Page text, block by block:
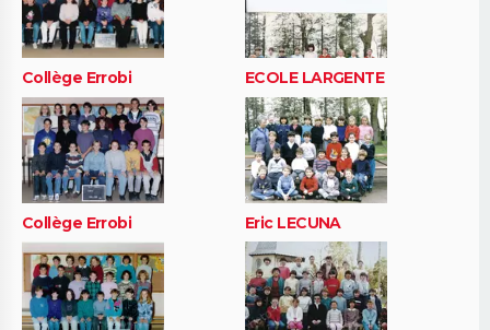
Collège Errobi ECOLE LARGENTE
Collège Errobi Eric LECUNA